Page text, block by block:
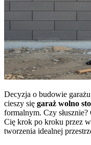
Decyzja o budowie
cieszy się garaż wolno
formalnym. Czy
Cię krok po kroku przez
tworzenia idealnej